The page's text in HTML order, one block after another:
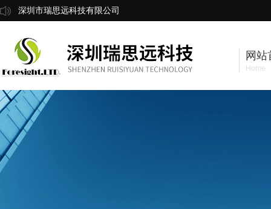
深圳市瑞思远科技有限公司
网站
Home